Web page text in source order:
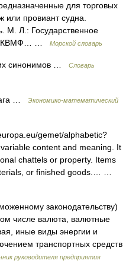
для торговых
или провиант судна.
М. Л.: Государственное
НКВМФ… …
Морской словарь
синонимов …
Словарь
…
Экономико-математический
gemet/alphabetic?
content and meaning. It
chattels or property. Items
or finished goods.… …
законодательству)
числе валюта, валютные
иные виды энергии и
транспортных средств
руководителя предприятия